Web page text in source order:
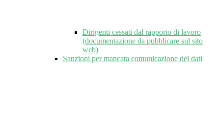
Dirigenti cessati dal rapporto di lavoro
(documentazione da pubblicare sul sito
web)
Sanzioni per mancata comunicazione dei dati